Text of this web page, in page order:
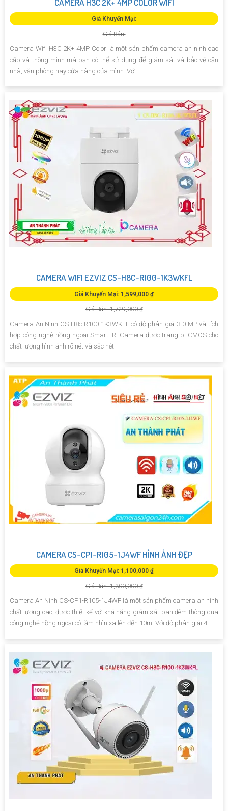
CAMERA H3C 2K+ 4MP COLOR WIFI
Giá Khuyến Mại:
Giá Bán:
Camera Wifi H3C 2K+ 4MP Color là một sản phẩm camera an ninh cao
cấp và thông minh mà bạn có thể sử dụng để giám sát và bảo vệ căn
nhà, văn phòng hay cửa hàng của mình. Với...
CAMERA WIFI EZVIZ CS-H8C-R100-1K3WKFL
Giá Khuyến Mại: 1,599,000 ₫
Giá Bán: 1,729,000 ₫
Camera An Ninh CS-H8c-R100-1K3WKFL có độ phân giải 3.0 MP và tích
hợp công nghệ hồng ngoại Smart IR. Camera được trang bị CMOS cho
chất lượng hình ảnh rõ nét và sắc nét
CAMERA CS-CP1-R105-1J4WF HÌNH ẢNH ĐẸP
Giá Khuyến Mại: 1,100,000 ₫
Giá Bán: 1,300,000 ₫
Camera An Ninh CS-CP1-R105-1J4WF là một sản phẩm camera an ninh
chất lượng cao, được thiết kế với khả năng giám sát ban đêm thông qua
công nghệ hồng ngoại có tầm nhìn xa lên đến 10m. Với độ phân giải 4